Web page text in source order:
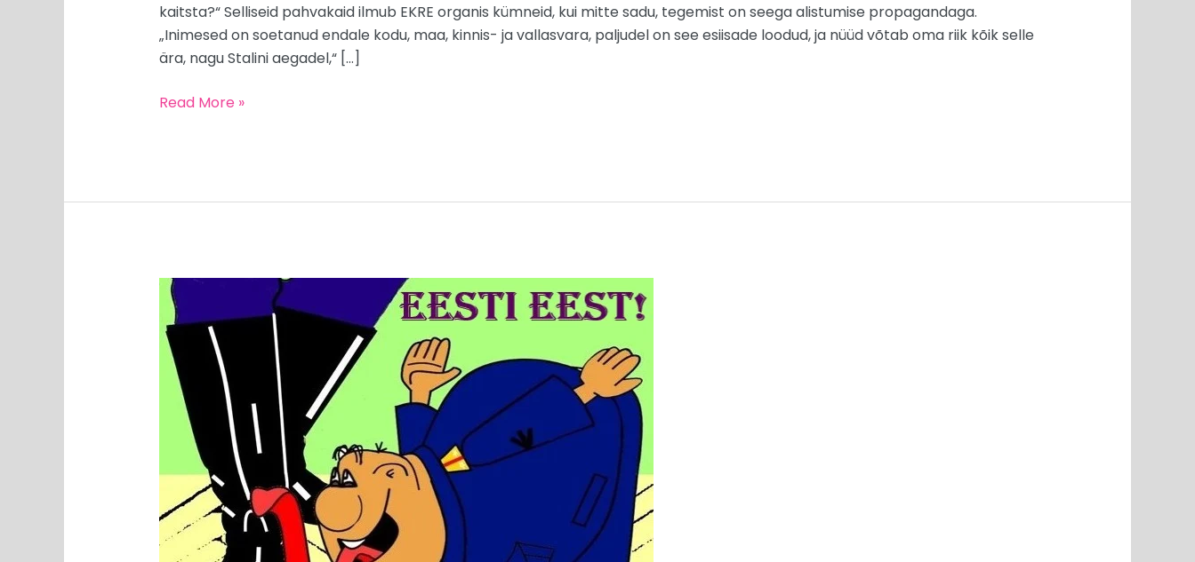
kaitsta?“ Selliseid pahvakaid ilmub EKRE organis kümneid, kui mitte sadu, tegemist on seega alistumise propagandaga.
„Inimesed on soetanud endale kodu, maa, kinnis- ja vallasvara, paljudel on see esiisade loodud, ja nüüd võtab oma riik kõik selle
ära, nagu Stalini aegadel,“ […]
Read More »
MEEDIAVALVUR:
pisikesed
munitsipaalid
võtsid
maha
suure